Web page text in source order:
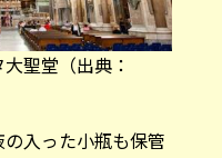
聖堂（出典：
入った小瓶も保管